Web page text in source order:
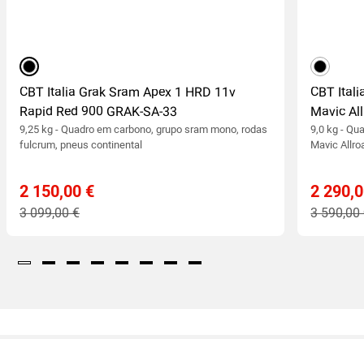
preto
CBT Italia Grak Sram Apex 1 HRD 11v
Rapid Red 900 GRAK-SA-33
9,25 kg - Quadro em carbono, grupo sram mono, rodas
fulcrum, pneus continental
2 150,00 €
3 099,00 €
preto
CBT
Mavic
9,0 kg -
Mavic
2
3 590,00